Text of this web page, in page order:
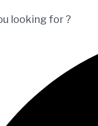
looking for ?